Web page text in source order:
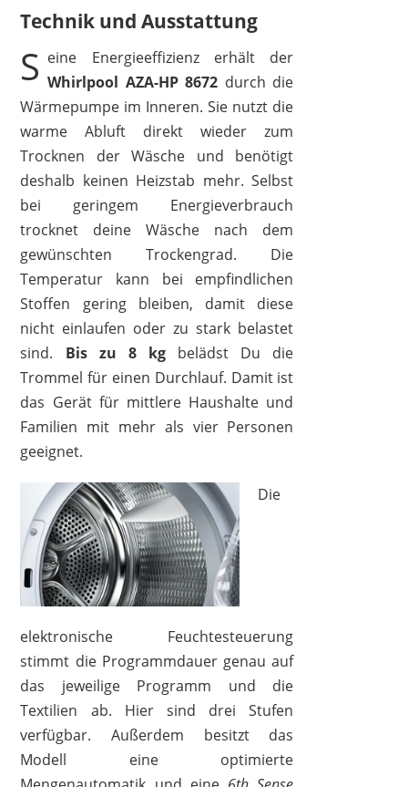
Technik und Ausstattung
S eine Energieeffizienz erhält der
Whirlpool AZA-HP 8672 durch die
Wärmepumpe im Inneren. Sie nutzt die
warme Abluft direkt wieder zum
Trocknen der Wäsche und benötigt
deshalb keinen Heizstab mehr. Selbst
bei geringem Energieverbrauch
trocknet deine Wäsche nach dem
gewünschten Trockengrad. Die
Temperatur kann bei empfindlichen
Stoffen gering bleiben, damit diese
nicht einlaufen oder zu stark belastet
sind. Bis zu 8 kg belädst Du die
Trommel für einen Durchlauf. Damit ist
das Gerät für mittlere Haushalte und
Familien mit mehr als vier Personen
geeignet.
Die
elektronische Feuchtesteuerung
stimmt die Programmdauer genau auf
das jeweilige Programm und die
Textilien ab. Hier sind drei Stufen
verfügbar. Außerdem besitzt das
Modell eine optimierte